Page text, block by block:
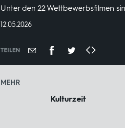
Unter den 22 Wettbewerbsfilmen
DATUM:
12.05.2026
TEILEN
MEHR
Kulturzeit